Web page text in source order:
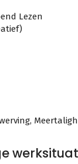
Lezen